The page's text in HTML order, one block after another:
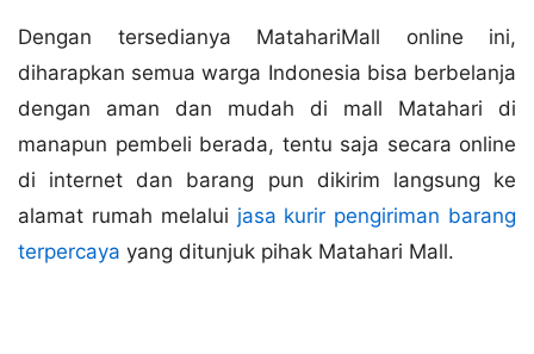
Dengan tersedianya MatahariMall online ini,
diharapkan semua warga Indonesia bisa berbelanja
dengan aman dan mudah di mall Matahari di
manapun pembeli berada, tentu saja secara online
di internet dan barang pun dikirim langsung ke
alamat rumah melalui jasa kurir pengiriman barang
terpercaya yang ditunjuk pihak Matahari Mall.